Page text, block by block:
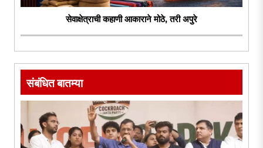
सेवाक्षेत्राची कहाणी आकाराने मोठे, तरी अपुरे
संबंधित बातम्या